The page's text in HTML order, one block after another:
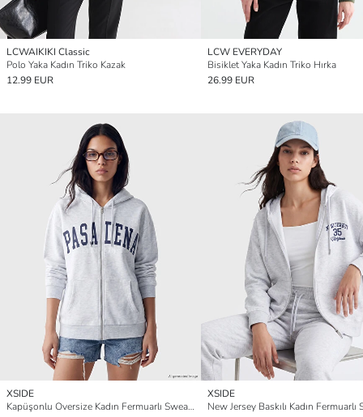
LCWAIKIKI Classic
Polo Yaka Kadın Triko Kazak
12.99 EUR
LCW EVERYDAY
Bisiklet Yaka Kadın Triko Hırka
26.99 EUR
XSIDE
Kapüşonlu Oversize Kadın Fermuarlı Sweatshirt
XSIDE